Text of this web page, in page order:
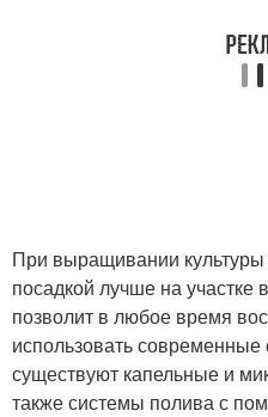
При выращивании
посадкой лучше на участке
позволит в любое время
использовать
существуют капельные и
также системы полива с